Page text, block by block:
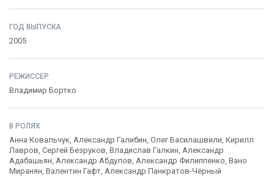
ГОД ВЫПУСКА
2005
РЕЖИССЕР
Владимир Бортко
В РОЛЯХ
Анна Ковальчук, Александр Галибин, Олег Басилашвили, Кирилл
Лавров, Сергей Безруков, Владислав Галкин, Александр
Адабашьян, Александр Абдулов, Александр Филиппенко, Вано
Миранян, Валентин Гафт, Александр Панкратов-Чёрный